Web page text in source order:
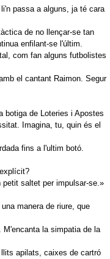
passa a alguns, ja té cara
de no llençar-se tan
enfilant-se l'últim.
com fan alguns futbolistes
el cantant Raimon. Segur
botiga de Loteries i Apostes
Imagina, tu, quin és el
fins a l'ultim botó.
saltet per impulsar-se.»
manera de riure, que
la simpatia de la
apilats, caixes de cartró